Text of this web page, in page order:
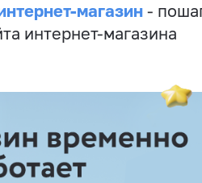
магазин -
интернет-магазина